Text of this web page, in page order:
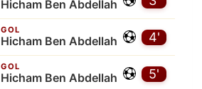
Hicham Ben Abdellah
4'
GOL
Hicham Ben Abdellah
5'
GOL
Hicham Ben Abdellah